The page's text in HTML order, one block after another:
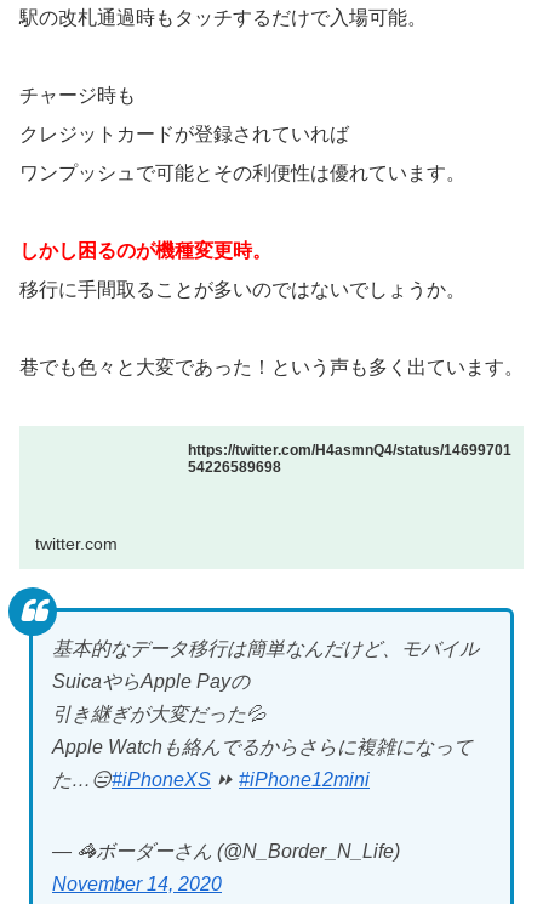
駅の改札通過時もタッチするだけで入場可能。
チャージ時も
クレジットカードが登録されていれば
ワンプッシュで可能とその利便性は優れています。
しかし困るのが機種変更時。
移行に手間取ることが多いのではないでしょうか。
巷でも色々と大変であった！という声も多く出ています。
https://twitter.com/H4asmnQ4/status/14699701
54226589698
twitter.com
基本的なデータ移行は簡単なんだけど、モバイル
SuicaやらApple Payの
引き継ぎが大変だった💦
Apple Watchも絡んでるからさらに複雑になって
た…😑#iPhoneXS ⏩ #iPhone12mini
— 🦓ボーダーさん (@N_Border_N_Life)
November 14, 2020